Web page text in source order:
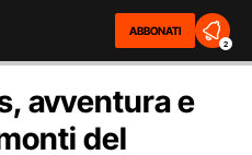
ABBONATI
2
avventura e
del